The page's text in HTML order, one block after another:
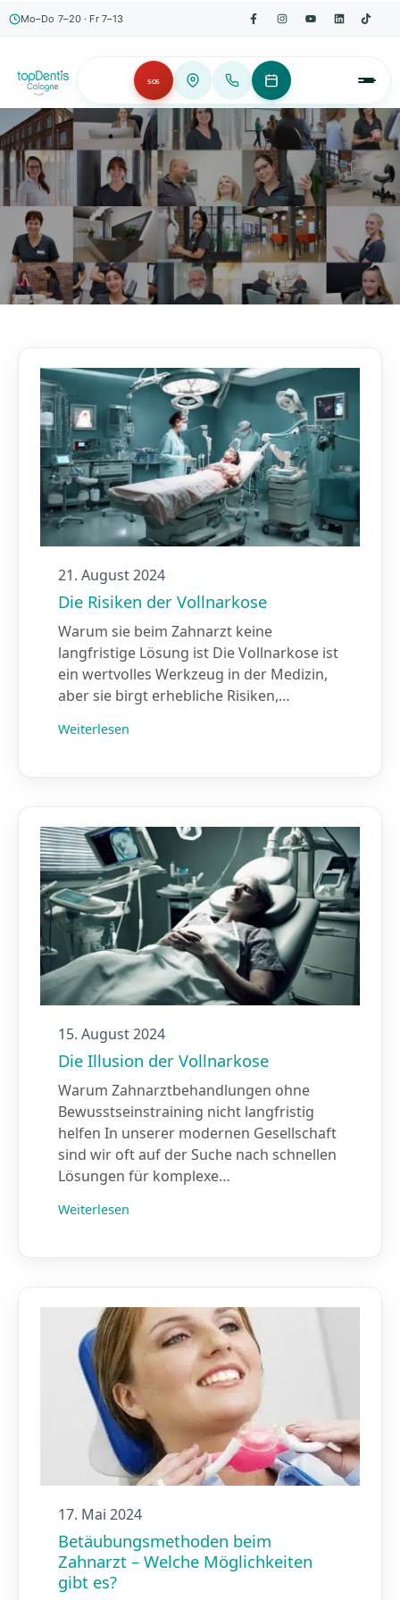
Mo–Do 7–20 · Fr 7–13
SOS
Unser Blog
21. August 2024
Die Risiken der Vollnarkose
Warum sie beim Zahnarzt keine
langfristige Lösung ist Die Vollnarkose ist
ein wertvolles Werkzeug in der Medizin,
aber sie birgt erhebliche Risiken,…
Weiterlesen
15. August 2024
Die Illusion der Vollnarkose
Warum Zahnarztbehandlungen ohne
Bewusstseinstraining nicht langfristig
helfen In unserer modernen Gesellschaft
sind wir oft auf der Suche nach schnellen
Lösungen für komplexe…
Weiterlesen
17. Mai 2024
Betäubungs­methoden beim
Zahnarzt – Welche Möglichkeiten
gibt es?